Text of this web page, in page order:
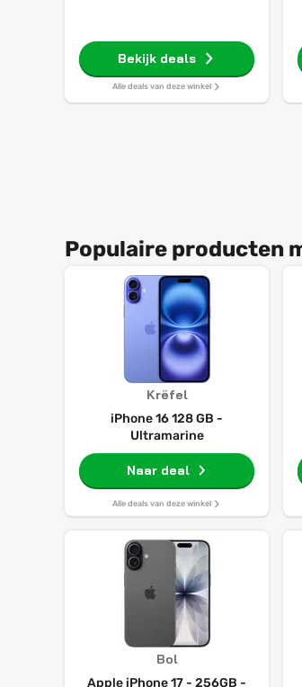
Bekijk deals
Alle deals van deze winkel
Populaire producten
Krëfel
iPhone 16 128 GB -
Ultramarine
Naar deal
Alle deals van deze winkel
Bol
Apple iPhone 17 - 256GB -